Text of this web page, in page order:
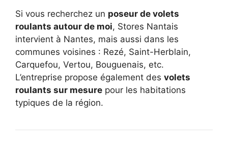
Si vous recherchez un poseur de volets
roulants autour de moi, Stores Nantais
intervient à Nantes, mais aussi dans les
communes voisines : Rezé, Saint-Herblain,
Carquefou, Vertou, Bouguenais, etc.
L’entreprise propose également des volets
roulants sur mesure pour les habitations
typiques de la région.